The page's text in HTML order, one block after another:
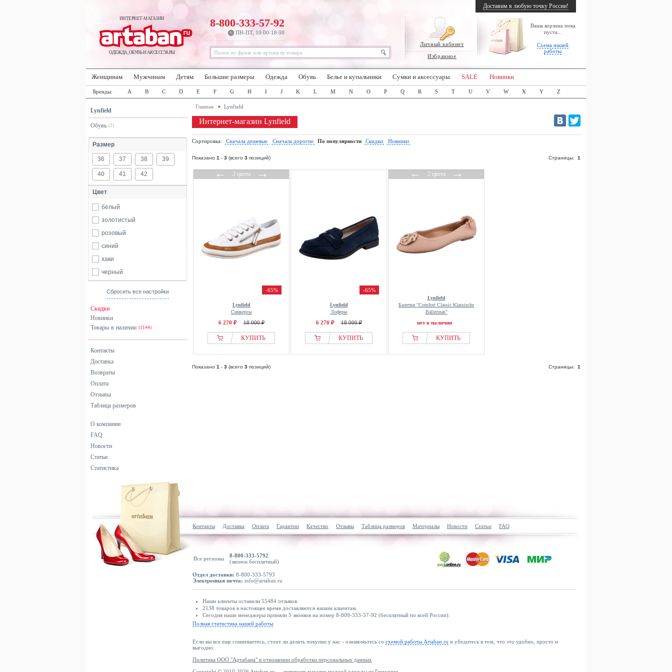
ИНТЕРНЕТ-МАГАЗИН
ОДЕЖДА, ОБУВЬ И АКСЕССУАРЫ
Личный кабинет
Избранное
Ваша корзина пока
пуста...
Схема нашей
работы
8-800-333-57-92
ПН-ПТ, 10:00-18:00
Доставим в любую точку России!
Женщинам Мужчинам Детям Большие размеры Одежда Обувь Белье и купальники Сумки и аксессуары SALE Новинки
Бренды: A B C D E F G H I J K L M N O P Q R S T U V W X Y Z
Lynfield
Обувь (2)
Размер
36 37 38 39
40 41 42
Цвет
белый
золотистый
розовый
синий
хаки
черный
Сбросить все настройки
Скидки
Новинки
Товары в наличии (1144)
Контакты
Доставка
Возвраты
Оплата
Отзывы
Таблица размеров
О компании
FAQ
Новости
Статьи
Статистика
Главная Lynfield
Интернет-магазин Lynfield
Сортировка: Сначала дешевые Сначала дорогие По популярности Скидки Новинки
Показано 1 - 3 (всего 3 позиций) Страницы: 1
←2 цвета→
-65%
Lynfield
Сникерсы
6 270 ₽ 18 000 ₽
КУПИТЬ
-65%
Lynfield
Лоферы
6 270 ₽ 18 000 ₽
КУПИТЬ
←2 цвета→
Lynfield
Балетки "Comfort Classic Klassische
Ballerinas"
нет в наличии
КУПИТЬ
Показано 1 - 3 (всего 3 позиций) Страницы: 1
Контакты Доставка Оплата Гарантии Качество Отзывы Таблица размеров Материалы Новости Статьи FAQ
Все регионы
8-800-333-5792
(звонок бесплатный)
Отдел доставки: 8-800-333-5793
Электронная почта: info@artaban.ru
Наши клиенты оставили 55484 отзывов.
2138 товаров в настоящее время доставляются нашим клиентам.
Сегодня наши менеджеры приняли 5 звонков на номер 8-800-333-57-92 (бесплатный по всей России).
Полная статистика нашей работы
Если вы все еще сомневаетесь, стоит ли делать покупки у нас - ознакомьтесь со схемой работы Artaban.ru и убедитесь в том, что это удобно, просто и
выгодно.
Политика ООО "Артабана" в отношении обработки персональных данных